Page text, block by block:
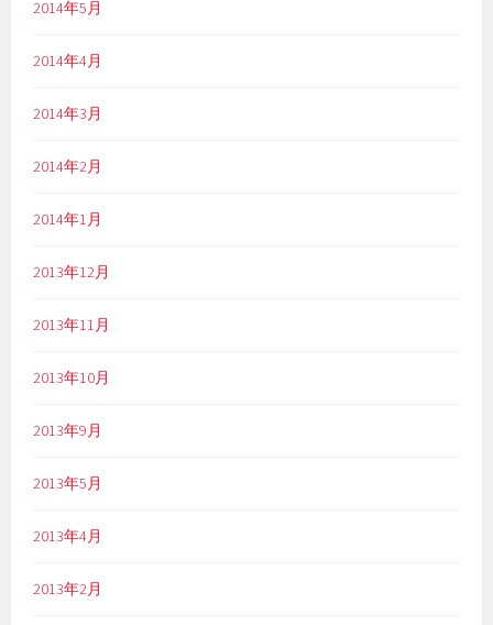
2014年5月
2014年4月
2014年3月
2014年2月
2014年1月
2013年12月
2013年11月
2013年10月
2013年9月
2013年5月
2013年4月
2013年2月